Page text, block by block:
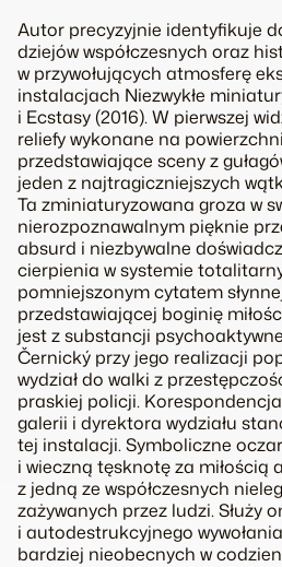
Autor precyzyjnie identyfikuje
dziejów współczesnych oraz
w przywołujących atmosferę
instalacjach Niezwykłe
i Ecstasy(2016). W pierwszej
reliefy wykonane na
przedstawiające sceny z
jeden z najtragiczniejszych
Ta zminiaturyzowana groza w
nierozpoznawalnym pięknie
absurd i niezbywalne
cierpienia w systemie
pomniejszonym cytatem
przedstawiającej boginię
jest z substancji
Černický przy jego realizacji
wydział do walki z
praskiej policji.
galerii i dyrektora wydziału
tej instalacji. Symboliczne
i wieczną tęsknotę za miłością
z jedną ze współczesnych
zażywanych przez ludzi. Służy
i autodestrukcyjnego
bardziej nieobecnych w